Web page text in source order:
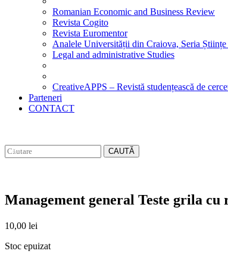
Romanian Economic and Business Review
Revista Cogito
Revista Euromentor
Analele Universității din Craiova, Seria
Legal and administrative Studies
CreativeAPPS – Revistă studențească de
Parteneri
CONTACT
CAUTĂ
Management general Teste grila cu
10,00 lei
Stoc epuizat